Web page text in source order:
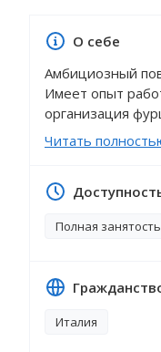
О себе
Амбициозный
Имеет опыт
организация
кухни мира,
азиатская,
временные
Читать
Полная занятость
Италия